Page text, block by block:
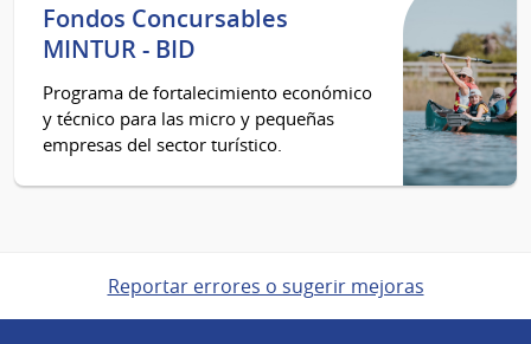
Fondos Concursables
MINTUR - BID
Programa de fortalecimiento económico
y técnico para las micro y pequeñas
empresas del sector turístico.
Reportar errores o sugerir mejoras